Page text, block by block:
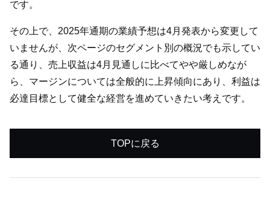
です。
その上で、2025年通期の業績予想は4月発表から変更して
いませんが、次ページのセグメント別の概況でも示してい
る通り、売上収益は4月見通しに比べてやや厳しめなが
ら、マージンについては全般的に上昇傾向にあり、利益は
必達目標として健全な経営を進めていきたい考えです。
TOPに戻る